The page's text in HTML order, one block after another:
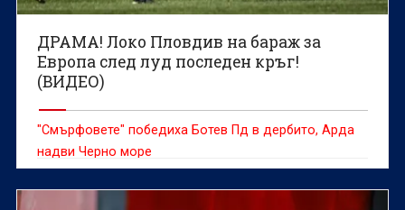
ДРАМА! Локо Пловдив на бараж за
Европа след луд последен кръг!
(ВИДЕО)
"Смърфовете" победиха Ботев Пд в дербито, Арда
надви Черно море